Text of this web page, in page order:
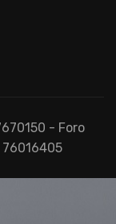
- Foro